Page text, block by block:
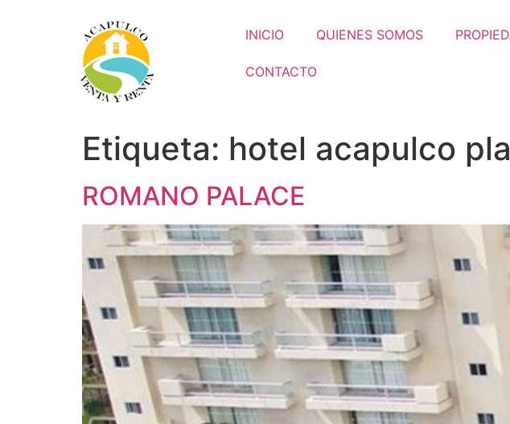
INICIO QUIENES SOMOS
CONTACTO
Etiqueta: hotel acapulco
ROMANO PALACE